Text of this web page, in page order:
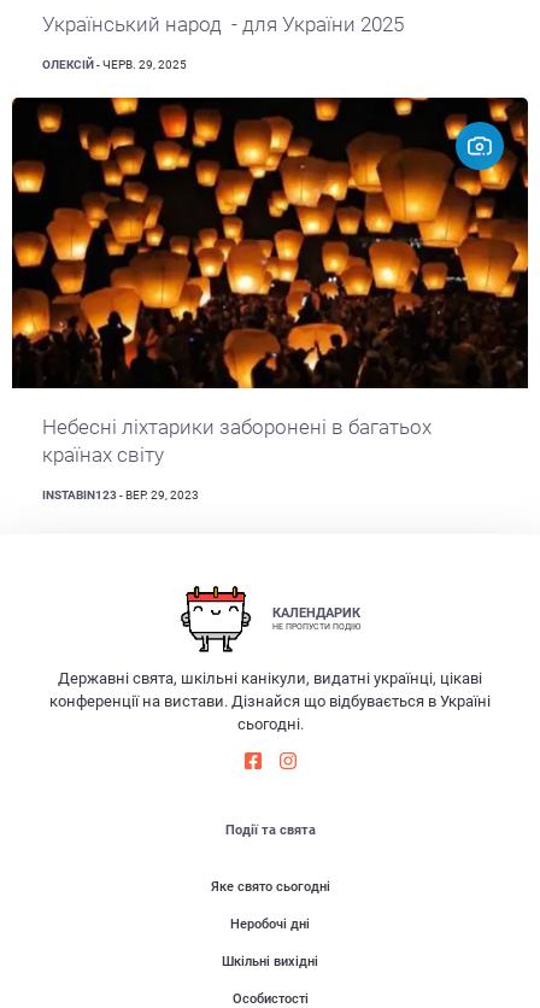
Український народ - для України 2025
ОЛЕКСІЙ - ЧЕРВ. 29, 2025
Небесні ліхтарики заборонені в багатьох
країнах світу
INSTABIN123 - ВЕР. 29, 2023
КАЛЕНДАРИК
НЕ ПРОПУСТИ ПОДІЮ
Державні свята, шкільні канікули, видатні українці, цікаві
конференції на вистави. Дізнайся що відбувається в Україні
сьогодні.
Події та свята
Яке свято сьогодні
Неробочі дні
Шкільні вихідні
Особистості